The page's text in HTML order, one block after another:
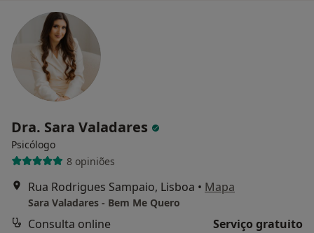
Dra. Sara Valadares
Psicólogo
8 opiniões
Rua Rodrigues Sampaio, Lisboa • Mapa
Sara Valadares - Bem Me Quero
Consulta online
Serviço gratuito